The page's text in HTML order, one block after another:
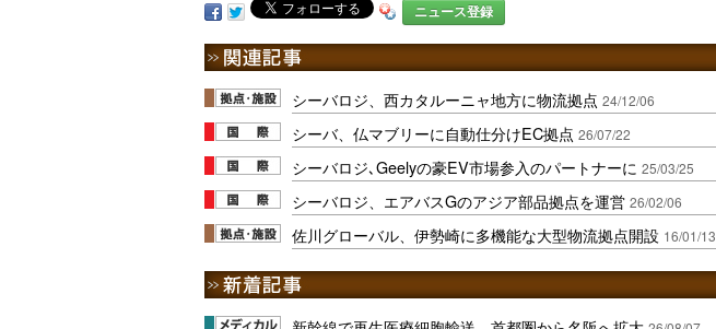
ニュース登録
シーバロジ、西カタルーニャ地方に物流拠点 24/12/06
シーバ、仏マブリーに自動仕分けEC拠点 26/07/22
シーバロジ､Geelyの豪EV市場参入のパートナーに 25/03/25
シーバロジ、エアバスGのアジア部品拠点を運営 26/02/06
佐川グローバル、伊勢崎に多機能な大型物流拠点開設 16/01/13